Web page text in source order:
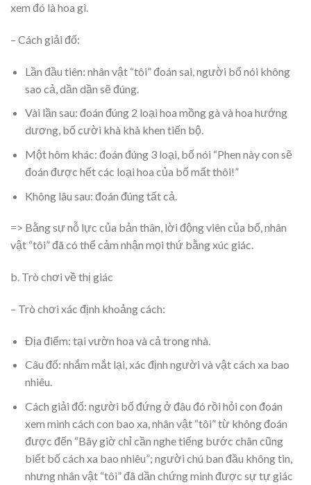
xem đó là hoa gì.
– Cách giải đố:
Lần đầu tiên: nhân vật “tôi” đoán sai, người bố nói không
sao cả, dần dần sẽ đúng.
Vài lần sau: đoán đúng 2 loại hoa mồng gà và hoa hướng
dương, bố cười khà khà khen tiến bộ.
Một hôm khác: đoán đúng 3 loại, bố nói “Phen này con sẽ
đoán được hết các loại hoa của bố mất thôi!”
Không lâu sau: đoán đúng tất cả.
=> Bằng sự nỗ lực của bản thân, lời động viên của bố, nhân
vật “tôi” đã có thể cảm nhận mọi thứ bằng xúc giác.
b. Trò chơi về thị giác
– Trò chơi xác định khoảng cách:
Địa điểm: tại vườn hoa và cả trong nhà.
Câu đố: nhắm mắt lại, xác định người và vật cách xa bao
nhiêu.
Cách giải đố: người bố đứng ở đâu đó rồi hỏi con đoán
xem mình cách con bao xa, nhân vật “tôi” từ không đoán
được đến “Bây giờ chỉ cần nghe tiếng bước chân cũng
biết bố cách xa bao nhiêu”; người chú ban đầu không tin,
nhưng nhân vật “tôi” đã dần chứng minh được sự tự giác